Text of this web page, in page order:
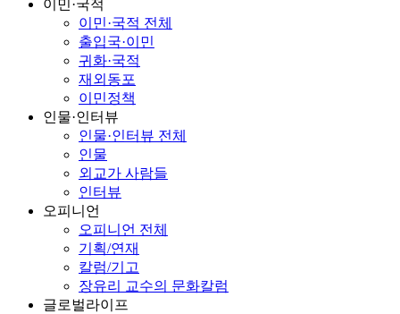
이민·국적
이민·국적 전체
출입국·이민
귀화·국적
재외동포
이민정책
인물·인터뷰
인물·인터뷰 전체
인물
외교가 사람들
인터뷰
오피니언
오피니언 전체
기획/연재
칼럼/기고
장유리 교수의 문화칼럼
글로벌라이프